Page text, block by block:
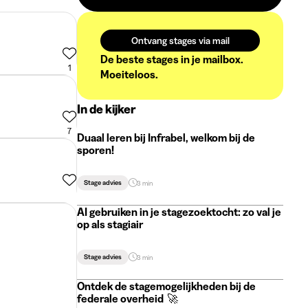
1
7
Ontvang stages via mail
De beste stages in je mailbox.
Moeiteloos.
In de kijker
Duaal leren bij Infrabel, welkom bij de
sporen!
Stage advies 3 min
AI gebruiken in je stagezoektocht: zo val je
op als stagiair
Stage advies 3 min
Ontdek de stagemogelijkheden bij de
federale overheid 🚀